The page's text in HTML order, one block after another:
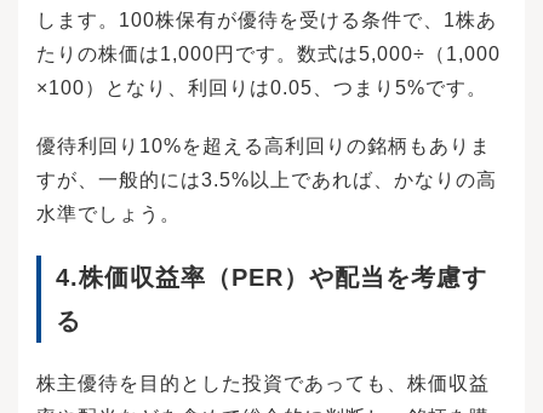
めします。株式投資について学び、手数料が低
い証券会社で口座を開設し、余剰資金を使って
少額投資から始めてみましょう。投資信託相談
プラザ -近鉄あべのハルカス店
します。100株保有が優待を受ける条件で、1株あ
たりの株価は1,000円です。数式は5,000÷（1,000
×100）となり、利回りは0.05、つまり5%です。
優待利回り10%を超える高利回りの銘柄もありま
すが、一般的には3.5%以上であれば、かなりの高
水準でしょう。
4.株価収益率（PER）や配当を考慮す
る
株主優待を目的とした投資であっても、株価収益